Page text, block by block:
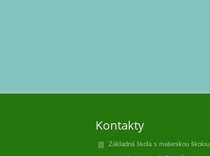
Kontakty
Základná škola s materskou školou